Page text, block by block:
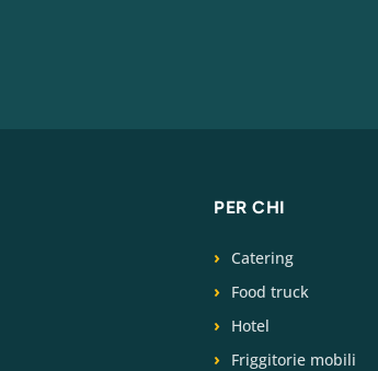
PER CHI
Catering
Food truck
Hotel
Friggitorie mobili